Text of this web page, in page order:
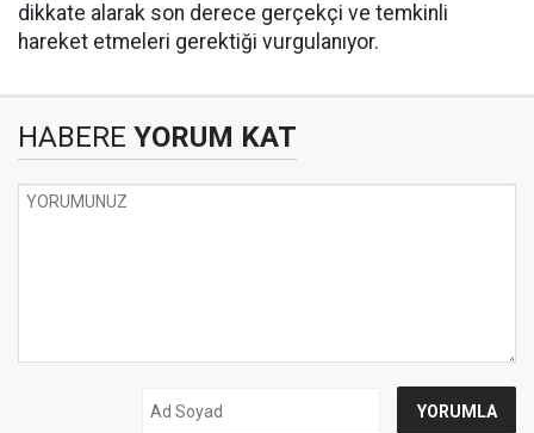
dikkate alarak son derece gerçekçi ve temkinli
hareket etmeleri gerektiği vurgulanıyor.
HABERE YORUM KAT